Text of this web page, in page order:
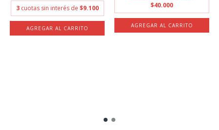
3 cuotas sin interés de $9.100
$40.000